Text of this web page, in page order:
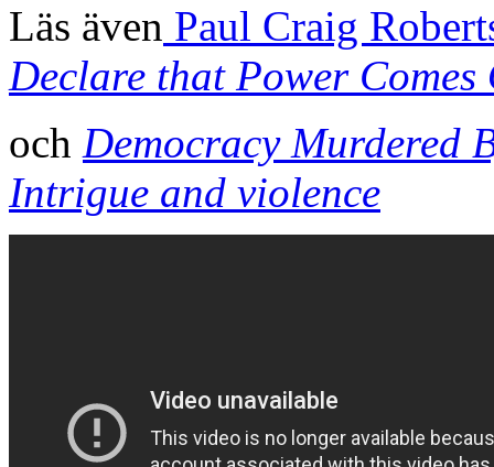
Läs även Paul Craig
Declare that Power
och Democracy Murdered
Intrigue and violence